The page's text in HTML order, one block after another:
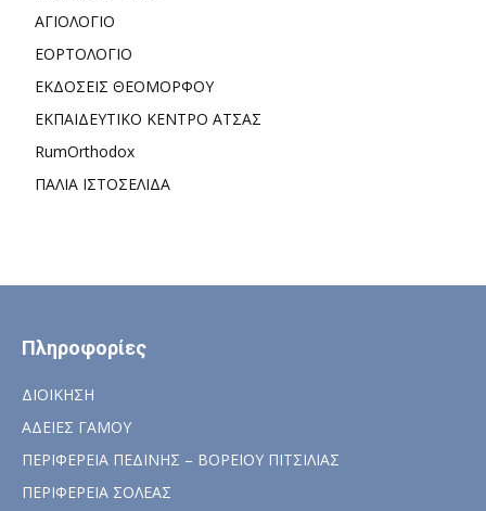
ΑΓΙΟΛΟΓΙΟ
ΕΟΡΤΟΛΟΓΙΟ
ΕΚΔΟΣΕΙΣ ΘΕΟΜΟΡΦΟΥ
ΕΚΠΑΙΔΕΥΤΙΚΟ ΚΕΝΤΡΟ ΑΤΣΑΣ
RumOrthodox
ΠΑΛΙΑ ΙΣΤΟΣΕΛΙΔΑ
Πληροφορίες
ΔΙΟΙΚΗΣΗ
ΑΔΕΙΕΣ ΓΑΜΟΥ
ΠΕΡΙΦΕΡΕΙΑ ΠΕΔΙΝΗΣ – ΒΟΡΕΙΟΥ ΠΙΤΣΙΛΙΑΣ
ΠΕΡΙΦΕΡΕΙΑ ΣΟΛΕΑΣ